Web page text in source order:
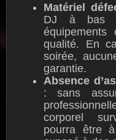
Matériel
DJ à bas
qualité. En
soirée,
garantie.
Absence
: sans
corporel
pourra être